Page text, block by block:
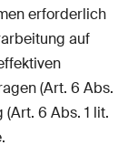
erforderlich
auf
(Art. 6 Abs.
6 Abs. 1 lit.